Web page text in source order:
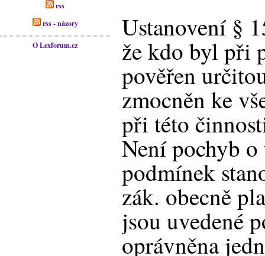
rss
rss - názory
O Lexforum.cz
Ustanovení §
že kdo byl při
pověřen
zmocněn ke
při této
Není pochyb
podmínek
zák. obecně
jsou uvedené
oprávněna